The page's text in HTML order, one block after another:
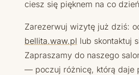
ciesz się pięknem na co
Zarezerwuj wizytę już dziś:
bellita.waw.pl lub skontaktuj
Zapraszamy do naszego
— poczuj różnicę, którą daje